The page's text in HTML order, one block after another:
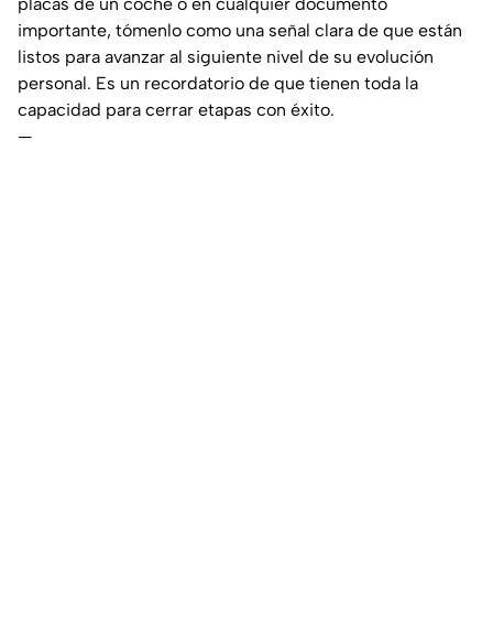
importante, tómenlo como una señal clara de que están
listos para avanzar al siguiente nivel de su evolución
personal. Es un recordatorio de que tienen toda la
capacidad para cerrar etapas con éxito.
—